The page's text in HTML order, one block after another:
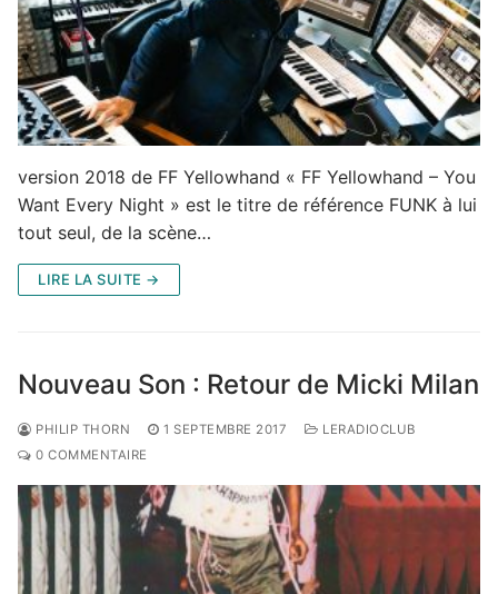
version 2018 de FF Yellowhand « FF Yellowhand – You
Want Every Night » est le titre de référence FUNK à lui
tout seul, de la scène…
LIRE LA SUITE →
Nouveau Son : Retour de Micki Milan
PHILIP THORN 1 SEPTEMBRE 2017
LERADIOCLUB
0 COMMENTAIRE